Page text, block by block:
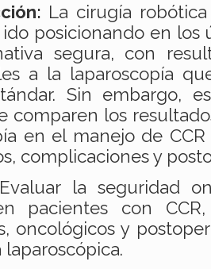
La cirugía
ido posicionando en los
segura, con
a la laparoscopía
Sin embargo,
comparen los
en el manejo de
complicaciones y
Evaluar la seguridad
pacientes con
oncológicos y
laparoscópica.